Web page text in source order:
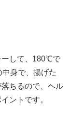
ーして、180℃で
身で、揚げた
ちるので、ヘル
ントです。